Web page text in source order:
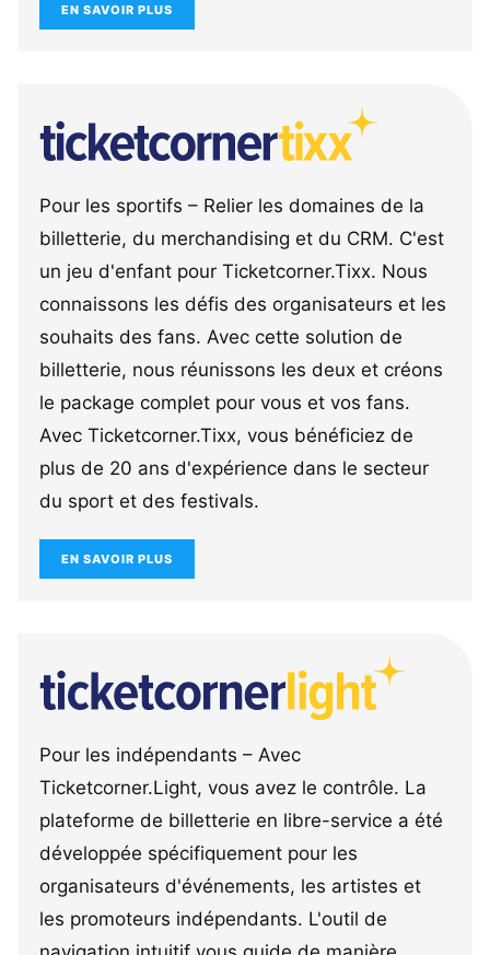
EN SAVOIR PLUS
Pour les sportifs – Relier les domaines de la
billetterie, du merchandising et du CRM. C'est
un jeu d'enfant pour Ticketcorner.Tixx. Nous
connaissons les défis des organisateurs et les
souhaits des fans. Avec cette solution de
billetterie, nous réunissons les deux et créons
le package complet pour vous et vos fans.
Avec Ticketcorner.Tixx, vous bénéficiez de
plus de 20 ans d'expérience dans le secteur
du sport et des festivals.
EN SAVOIR PLUS
Pour les indépendants – Avec
Ticketcorner.Light, vous avez le contrôle. La
plateforme de billetterie en libre-service a été
développée spécifiquement pour les
organisateurs d'événements, les artistes et
les promoteurs indépendants. L'outil de